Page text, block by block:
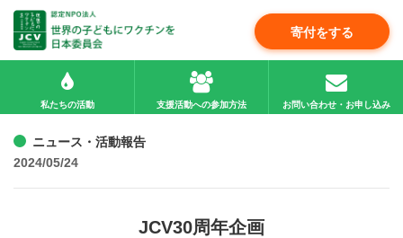
寄付をする
私たちの活動 支援活動への参加方法 お問い合わせ・お申し込み
ニュース・活動報告
2024/05/24
JCV30周年企画